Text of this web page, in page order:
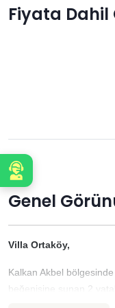
Fiyata
Genel
Villa Ortaköy,
Kalkan Akbel
beğenisine sunan 2
Sizi Arayalım